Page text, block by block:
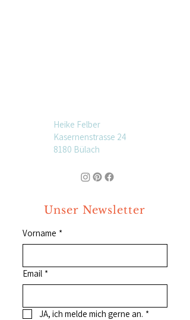
Heike Felber
Kasernenstrasse 24
8180 Bülach
Unser Newsletter
Vorname *
Email *
JA, ich melde mich gerne an. *